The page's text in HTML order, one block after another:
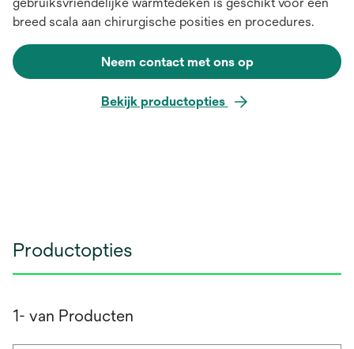
breed scala aan chirurgische posities en procedures.
Neem contact met ons op
Bekijk productopties
Productopties
1- van Producten